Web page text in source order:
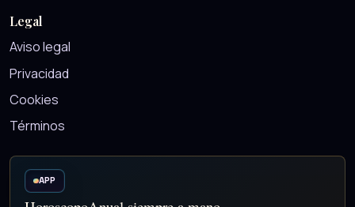
Legal
Aviso legal
Privacidad
Cookies
Términos
APP